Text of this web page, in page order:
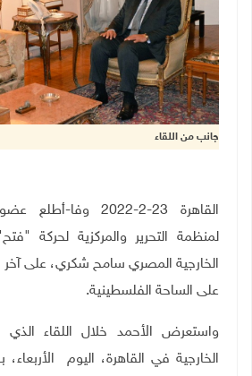
جانب من اللقاء
القاهرة 23-2-2022 وفا-
أطلع عضو
لمنظمة التحرير والمركزية لحركة
الخارجية المصري سامح شكري، على آخر
على الساحة الفلسطينية.
واستعرض الأحمد خلال اللقاء
الخارجية في القاهرة، اليوم